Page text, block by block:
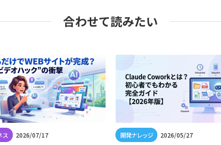
合わせて読みたい
2026/07/17 2026/05/27